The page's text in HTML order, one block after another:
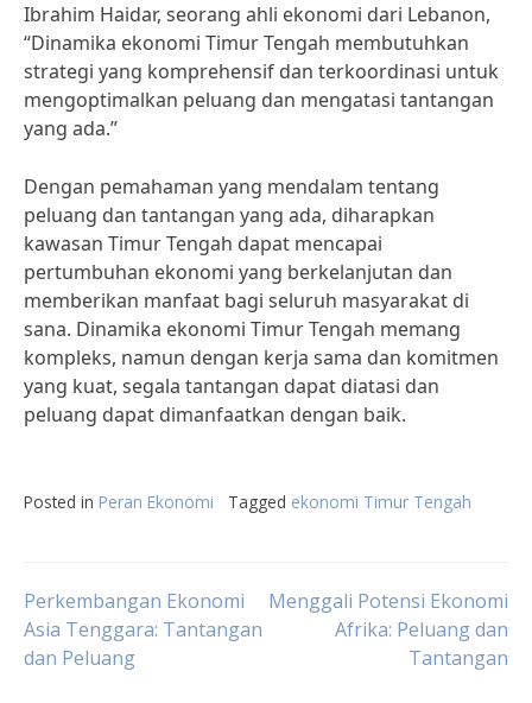
Ibrahim Haidar, seorang ahli ekonomi dari Lebanon,
“Dinamika ekonomi Timur Tengah membutuhkan
strategi yang komprehensif dan terkoordinasi untuk
mengoptimalkan peluang dan mengatasi tantangan
yang ada.”
Dengan pemahaman yang mendalam tentang
peluang dan tantangan yang ada, diharapkan
kawasan Timur Tengah dapat mencapai
pertumbuhan ekonomi yang berkelanjutan dan
memberikan manfaat bagi seluruh masyarakat di
sana. Dinamika ekonomi Timur Tengah memang
kompleks, namun dengan kerja sama dan komitmen
yang kuat, segala tantangan dapat diatasi dan
peluang dapat dimanfaatkan dengan baik.
Posted in Peran Ekonomi Tagged ekonomi Timur Tengah
Post
navigation
Perkembangan Ekonomi
Asia Tenggara: Tantangan
dan Peluang
Menggali Potensi Ekonomi
Afrika: Peluang dan
Tantangan